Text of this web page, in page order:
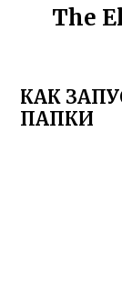
The
КАК
ПАПКИ